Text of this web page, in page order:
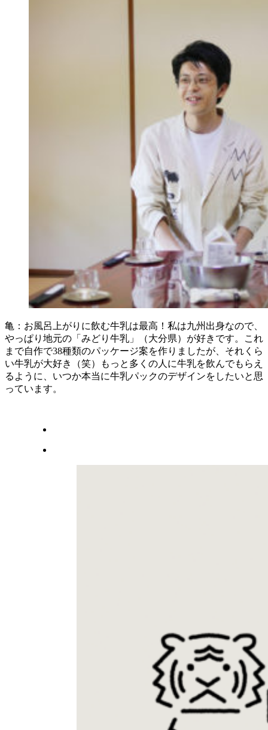
亀：お風呂上がりに飲む牛乳は最高！私は九州出身なので、
やっぱり地元の「みどり牛乳」（大分県）が好きです。これ
まで自作で38種類のパッケージ案を作りましたが、それくら
い牛乳が大好き（笑）もっと多くの人に牛乳を飲んでもらえ
るように、いつか本当に牛乳パックのデザインをしたいと思
っています。